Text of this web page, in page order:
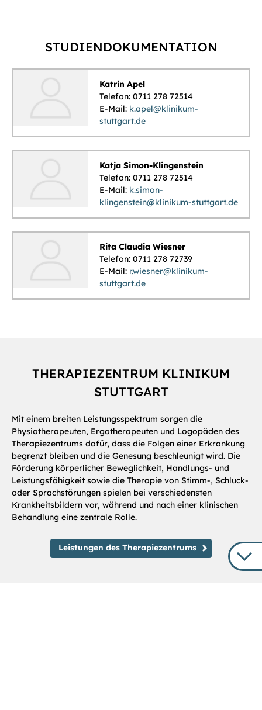
STUDIENDOKUMENTATION
Katrin Apel
Telefon: 0711 278 72514
E-Mail: k.apel@klinikum-
stuttgart.de
Katja Simon-Klingenstein
Telefon: 0711 278 72514
E-Mail: k.simon-
klingenstein@klinikum-stuttgart.de
Rita Claudia Wiesner
Telefon: 0711 278 72739
E-Mail: r.wiesner@klinikum-
stuttgart.de
THERAPIEZENTRUM KLINIKUM
STUTTGART
Mit einem breiten Leistungsspektrum sorgen die
Physiotherapeuten, Ergotherapeuten und Logopäden des
Therapiezentrums dafür, dass die Folgen einer Erkrankung
begrenzt bleiben und die Genesung beschleunigt wird. Die
Förderung körperlicher Beweglichkeit, Handlungs- und
Leistungsfähigkeit sowie die Therapie von Stimm-, Schluck-
oder Sprachstörungen spielen bei verschiedensten
Krankheitsbildern vor, während und nach einer klinischen
Behandlung eine zentrale Rolle.
Leistungen des Therapiezentrums